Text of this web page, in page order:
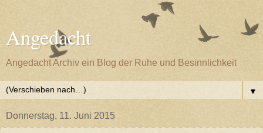
Angedacht
Angedacht Archiv ein Blog der Ruhe und Besinnlichkeit
▼
Donnerstag, 11. Juni 2015